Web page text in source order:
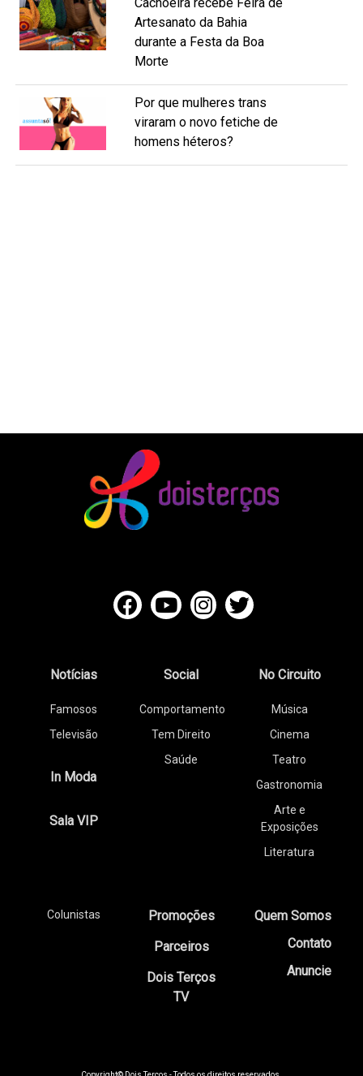
Artesanato da Bahia
durante a Festa da Boa
Morte
Por que mulheres trans
viraram o novo fetiche de
homens héteros?
Notícias
Famosos
Televisão
In Moda
Sala VIP
Social
Comportamento
Tem Direito
Saúde
No Circuito
Música
Cinema
Teatro
Gastronomia
Arte e
Exposições
Literatura
Colunistas
Promoções
Parceiros
Dois Terços
TV
Quem Somos
Contato
Anuncie